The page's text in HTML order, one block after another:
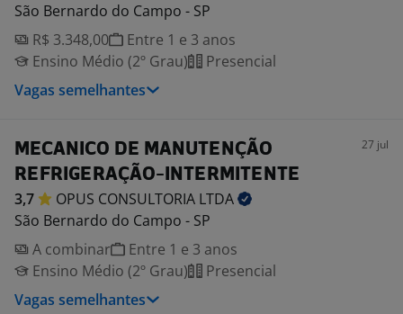
São Bernardo do Campo - SP
R$ 3.348,00
Entre 1 e 3 anos
Ensino Médio (2º Grau)
Presencial
Vagas semelhantes
MECANICO DE MANUTENÇÃO
REFRIGERAÇÃO-INTERMITENTE
27 jul
3,7 OPUS CONSULTORIA LTDA
São Bernardo do Campo - SP
A combinar
Entre 1 e 3 anos
Ensino Médio (2º Grau)
Presencial
Vagas semelhantes